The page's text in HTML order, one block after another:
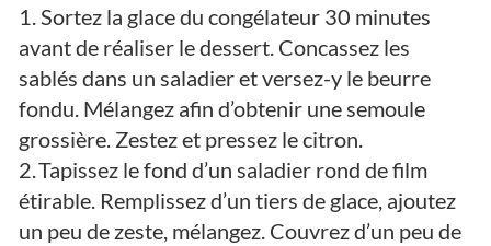
1. Sortez la glace du congélateur 30 minutes
avant de réaliser le dessert. Concassez les
sablés dans un saladier et versez-y le beurre
fondu. Mélangez afin d’obtenir une semoule
grossière. Zestez et pressez le citron.
2. Tapissez le fond d’un saladier rond de film
étirable. Remplissez d’un tiers de glace, ajoutez
un peu de zeste, mélangez. Couvrez d’un peu de